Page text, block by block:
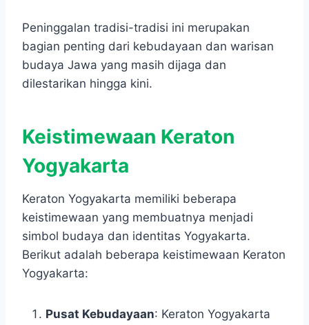
Peninggalan tradisi-tradisi ini merupakan
bagian penting dari kebudayaan dan warisan
budaya Jawa yang masih dijaga dan
dilestarikan hingga kini.
Keistimewaan Keraton
Yogyakarta
Keraton Yogyakarta memiliki beberapa
keistimewaan yang membuatnya menjadi
simbol budaya dan identitas Yogyakarta.
Berikut adalah beberapa keistimewaan Keraton
Yogyakarta:
Pusat Kebudayaan: Keraton Yogyakarta